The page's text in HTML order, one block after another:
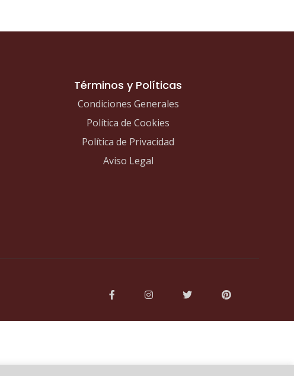
Términos y Políticas
Condiciones Generales
Política de Cookies
Política de Privacidad
Aviso Legal